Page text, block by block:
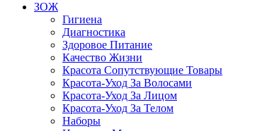
ЗОЖ
Гигиена
Диагностика
Здоровое Питание
Качество Жизни
Красота Сопутствующие Товары
Красота-Уход За Волосами
Красота-Уход За Лицом
Красота-Уход За Телом
Наборы